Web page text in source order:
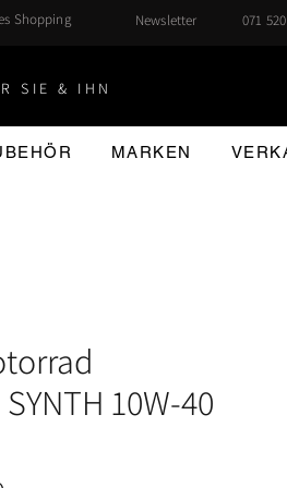
Shopping Newsletter 071
SIE & IHN
MARKEN
10W-40